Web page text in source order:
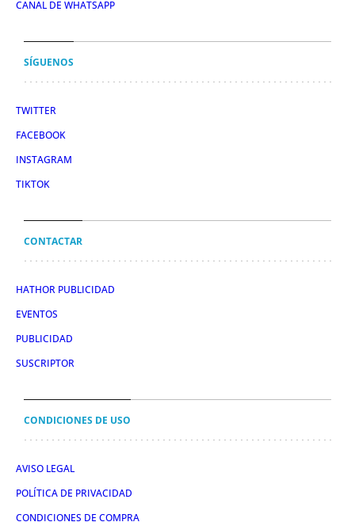
CANAL DE WHATSAPP
SÍGUENOS
TWITTER
FACEBOOK
INSTAGRAM
TIKTOK
CONTACTAR
HATHOR PUBLICIDAD
EVENTOS
PUBLICIDAD
SUSCRIPTOR
CONDICIONES DE USO
AVISO LEGAL
POLÍTICA DE PRIVACIDAD
CONDICIONES DE COMPRA